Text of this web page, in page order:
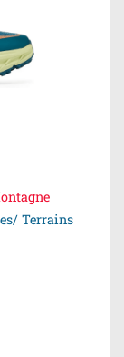
Terrains